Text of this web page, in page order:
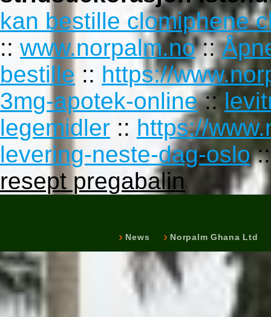
kan bestille clomiphene
:: www.norpalm.no::
bestille :: https://
3mg-apotek-online::
legemidler :: https://
levering-neste-dag-oslo
resept pregabalin
News Norpalm Ghana Ltd